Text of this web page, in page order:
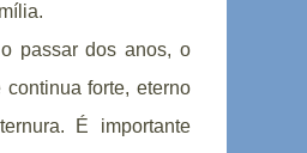
passar dos anos, o
continua forte, eterno
É importante